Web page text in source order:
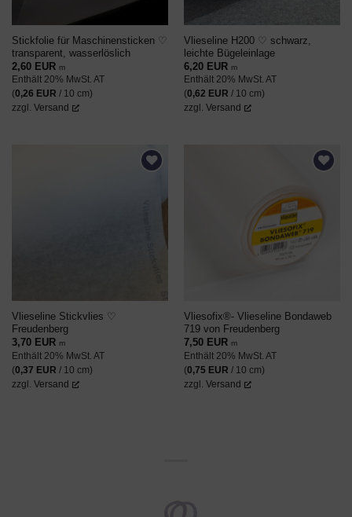
Stickfolie für Maschinensticken ♡
transparent, wasserlöslich
2,60 EUR m
Enthält 20% MwSt. AT
(0,26 EUR / 10 cm)
zzgl. Versand
Vlieseline H200 ♡ schwarz,
leichte Bügeleinlage
6,20 EUR m
Enthält 20% MwSt. AT
(0,62 EUR / 10 cm)
zzgl. Versand
Vlieseline Stickvlies ♡
Freudenberg
3,70 EUR m
Enthält 20% MwSt. AT
(0,37 EUR / 10 cm)
zzgl. Versand
WUNSCHZETTEL
Vliesofix®- Vlieseline Bondaweb
719 von Freudenberg
7,50 EUR m
Enthält 20% MwSt. AT
(0,75 EUR / 10 cm)
zzgl. Versand